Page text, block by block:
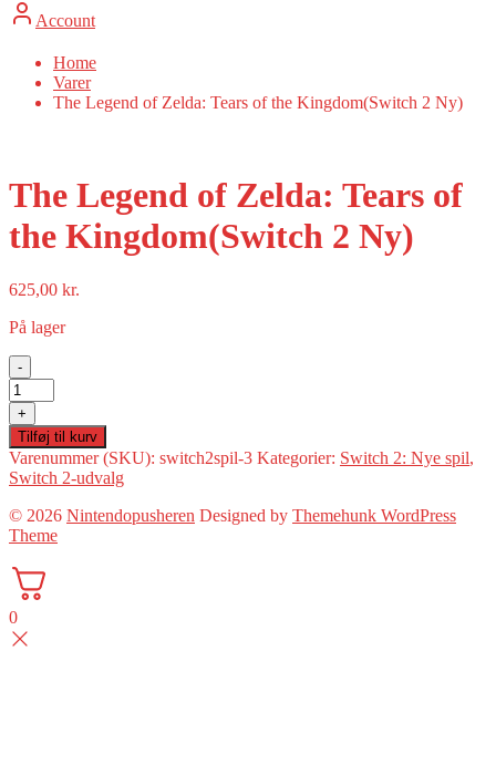
Account
Home
Varer
The Legend of Zelda: Tears of the Kingdom(Switch 2 Ny)
The Legend of Zelda: Tears of
the Kingdom(Switch 2 Ny)
625,00 kr.
På lager
-
The
Legend
of
Zelda:
Tears
of
the
Kingdom(Switch
2
Ny)
antal
+
Tilføj til kurv
Varenummer (SKU): switch2spil-3 Kategorier: Switch 2: Nye spil,
Switch 2-udvalg
© 2026 Nintendopusheren Designed by Themehunk WordPress
Theme
0